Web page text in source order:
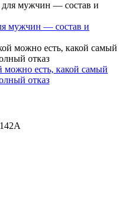
мужчин — состав и
можно есть, какой самый
отказ